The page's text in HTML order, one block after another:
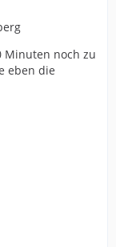
Minuten noch zu
eben die